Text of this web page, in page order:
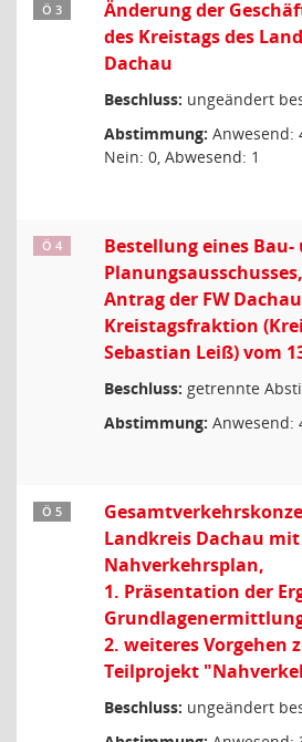
Ö 3
Änderung der
des Kreistags des
Dachau
Beschluss: ungeändert
Abstimmung: Anwesend:
Nein: 0, Abwesend: 1
Ö 4
Bestellung eines Bau-
Planungsausschusses,
Antrag der FW
Kreistagsfraktion
Sebastian Leiß) vom
Beschluss: getrennte
Abstimmung: Anwesend:
Ö 5
Landkreis Dachau
Nahverkehrsplan,
1. Präsentation der
2. weiteres Vorgehen
Teilprojekt
Beschluss: ungeändert